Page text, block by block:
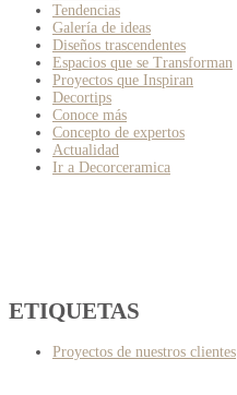
Tendencias
Galería de ideas
Diseños trascendentes
Espacios que se Transforman
Proyectos que Inspiran
Decortips
Conoce más
Concepto de expertos
Actualidad
Ir a Decorceramica
ETIQUETAS
Proyectos de nuestros clientes